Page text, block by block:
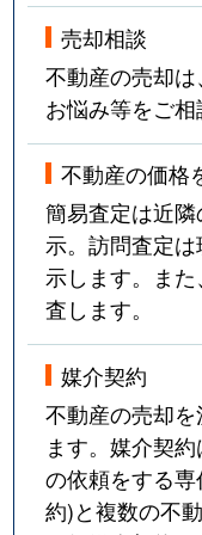
売却相談
不動産の売却
お悩み等をご相
不動産の価格
簡易査定は近
示。訪問査定
示します。ま
査します。
媒介契約
不動産の売却
ます。媒介契
の依頼をする
約)と複数の不